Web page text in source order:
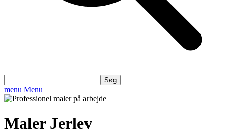
efter:
menu Menu
Maler Jerlev